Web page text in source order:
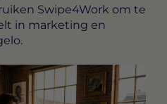
Swipe4Work om te
in marketing en